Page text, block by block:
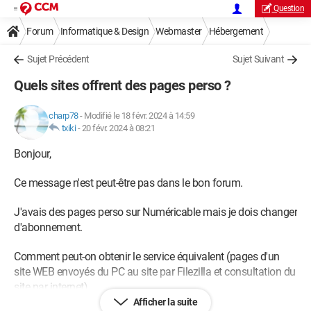
Question
Forum Informatique & Design Webmaster Hébergement
Sujet Précédent Sujet Suivant
Quels sites offrent des pages perso ?
charp78- Modifié le 18 févr. 2024 à 14:59
txiki-20 févr. 2024 à 08:21
Bonjour,
Ce message n'est peut-être pas dans le bon forum.
J'avais des pages perso sur Numéricable mais je dois changer
d'abonnement.
Comment peut-on obtenir le service équivalent (pages d'un
site WEB envoyés du PC au site par Filezilla et consultation du
site par internet).
Afficher la suite